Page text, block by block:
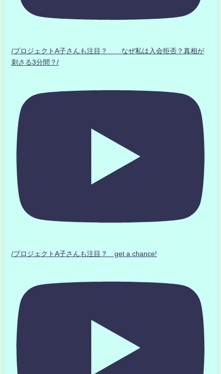
/プロジェクトA子さんも注目？ なぜ私は入会拒否？真相が
刺さる3分間？/
/プロジェクトA子さんも注目？ get a chance!